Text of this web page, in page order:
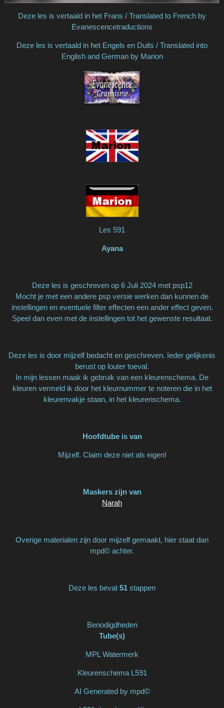
Deze les is vertaald in het Frans / Translated to French by
Evanescencetraductions
Deze les is vertaald in het Engels en Duits / Translated into
English and German by Marion
Les 591
Ayana
Deze les is geschreven op 6 Juli 2024 met psp12
Mocht je met een andere psp versie werken dan kunnen de
instellingen en eventuele filter effecten een ander effect geven.
Speel dan even met de instellingen tot het gewenste resultaat.
Deze les is door mijzelf bedacht en geschreven. Ieder gelijkenis
berust op louter toeval.
In mijn lessen maak ik gebruik van een kleurenschema. De
kleuren vermeld ik door het kleurnummer te noteren die in het
kleurenvakje staan, in het kleurenschema.
Hoofdtube is van
Mijzelf. Claim deze niet als eigen!
Maskers zijn van
Narah
Overige materialen zijn door mijzelf gemaakt, hier staat dan
mpd© achter.
Deze les bevat 51 stappen
Benodigdheden
Tube(s)
MPL Watermerk
Kleurenschema L591
AI Generated by mpd©